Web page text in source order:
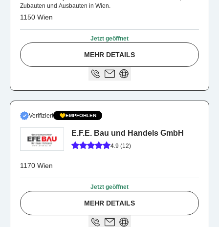
Zubauten und Ausbauten in Wien.
1150 Wien
Jetzt geöffnet
MEHR DETAILS
Verifiziert EMPFOHLEN
E.F.E. Bau und Handels GmbH
4.9 (12)
1170 Wien
Jetzt geöffnet
MEHR DETAILS